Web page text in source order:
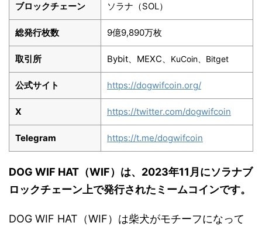
ブロックチェーン ソラナ（SOL）
総発行枚数 9億9,890万枚
取引所 Bybit、MEXC、 KuCoin、 Bitget
公式サイト https://dogwifcoin.org/
X https://twitter.com/dogwifcoin
Telegram https://t.me/dogwifcoin
DOG WIF HAT（WIF）は、2023年11月にソラナブ
ロックチェーン上で発行されたミームコインです。
DOG WIF HAT（WIF）は柴犬がモチーフになって